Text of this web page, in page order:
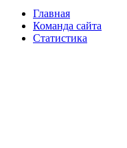
Главная
Команда сайта
Статистика